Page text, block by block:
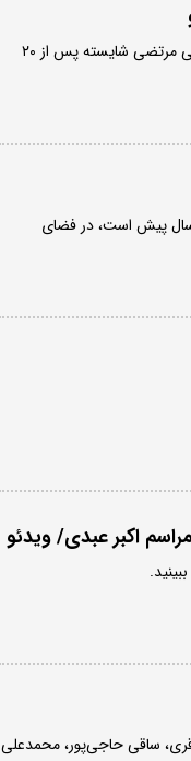
فیلم سینمایی «صد سال به این سال ها» به کارگردانی سامان مقدم و تهیه کنندگی مرتضی شایسته پس از ۲۰
کمتر دیده شده از آزاده صمدی در کنار مادرش که مربوط به حدود ۳۷ سال پیش است، در فضای
اکبر عبدی/ ویدئو
ساقی حاجی‌پور، محمدعلی‌